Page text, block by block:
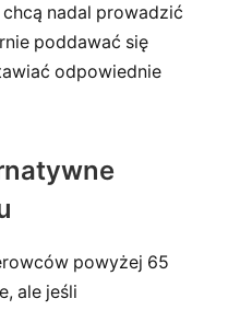
nadal prowadzić
poddawać się
odpowiednie
powyżej 65
ale jeśli